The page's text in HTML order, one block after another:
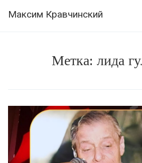
Максим Кравчинский
Метка: лида